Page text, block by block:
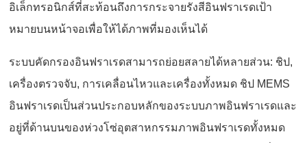
อิเล็กทรอนิกส์ที่สะท้อนถึงการกระจายรังสีอินฟราเรดเป้า
หมายบนหน้าจอเพื่อให้ได้ภาพที่มองเห็นได้
ระบบคัดกรองอินฟราเรดสามารถย่อยสลายได้หลายส่วน: ชิป,
เครื่องตรวจจับ, การเคลื่อนไหวและเครื่องทั้งหมด ชิป MEMS
อินฟราเรดเป็นส่วนประกอบหลักของระบบภาพอินฟราเรดและ
อยู่ที่ด้านบนของห่วงโซ่อุตสาหกรรมภาพอินฟราเรดทั้งหมด